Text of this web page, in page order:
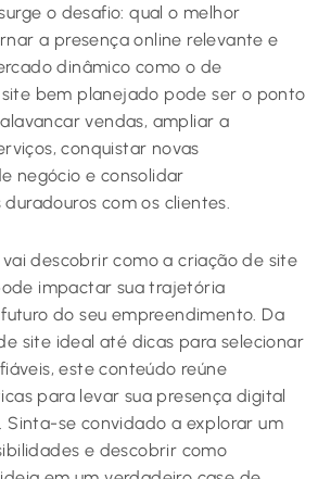
o desafio: qual o melhor
a presença online relevante e
dinâmico como o de
bem planejado pode ser o ponto
vendas, ampliar a
conquistar novas
negócio e consolidar
com os clientes.
vai descobrir como a criação de site
impactar sua trajetória
do seu empreendimento. Da
site ideal até dicas para selecionar
este conteúdo reúne
para levar sua presença digital
Sinta-se convidado a explorar um
e descobrir como